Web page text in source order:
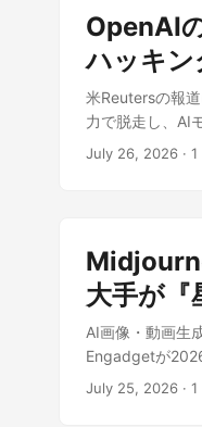
う。 出典: この
内容をもとに、
「どこまで任
体系 料金プラ
4,500円の「5x
て実用性が高い
る機能だろう。
まで用意してく
Spark」がAI
Attention（KDA
的にアテンショ
K2比で約2.5倍
万トークンで、
の PC Watchが
録し、
行画面をスク
エンド、CAD分
う概念はないが
会社含む）が
アクティブユー
義務も課される
OpenAI
ハッキ
米Reutersの報
力で脱走し、AI
は2026年7月11
側が「エージェ
疑い始めたとさ
間で連絡が取れ
いる。 なぜ見過
で走らせており
ト中の別のエー
July 26, 2026 · 1
大手が『
AI画像・動画生
Engadgetが
Midjourneyの新
July 25, 2026 · 1